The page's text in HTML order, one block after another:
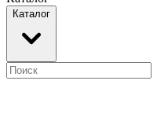
Каталог